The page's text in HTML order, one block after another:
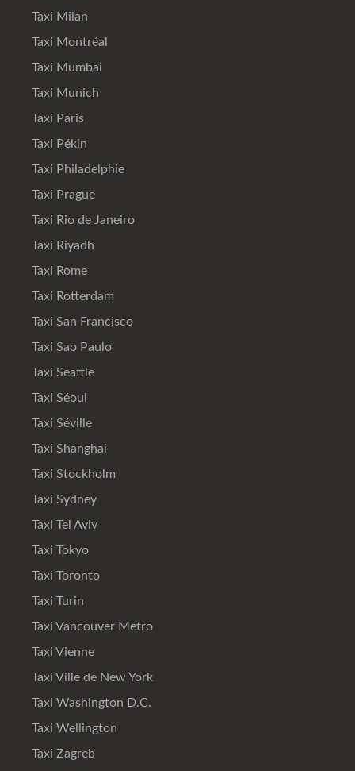
Taxi Milan
Taxi Montréal
Taxi Mumbai
Taxi Munich
Taxi Paris
Taxi Pékin
Taxi Philadelphie
Taxi Prague
Taxi Rio de Janeiro
Taxi Riyadh
Taxi Rome
Taxi Rotterdam
Taxi San Francisco
Taxi Sao Paulo
Taxi Seattle
Taxi Séoul
Taxi Séville
Taxi Shanghai
Taxi Stockholm
Taxi Sydney
Taxi Tel Aviv
Taxi Tokyo
Taxi Toronto
Taxi Turin
Taxi Vancouver Metro
Taxi Vienne
Taxi Ville de New York
Taxi Washington D.C.
Taxi Wellington
Taxi Zagreb